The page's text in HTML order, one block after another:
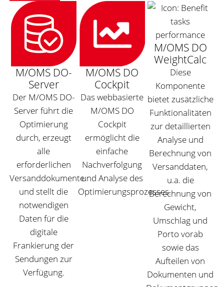
M/OMS DO-
Server
Der M/OMS DO-
Server führt die
Optimierung
durch, erzeugt
alle
erforderlichen
Versanddokumente
und stellt die
notwendigen
Daten für die
digitale
Frankierung der
Sendungen zur
Verfügung.
M/OMS DO
Cockpit
Das webbasierte
M/OMS DO
Cockpit
ermöglicht die
einfache
Nachverfolgung
und Analyse des
Optimierungsprozesses.
M/OMS DO
WeightCalc
Diese
Komponente
bietet zusätzliche
Funktionalitäten
zur detaillierten
Analyse und
Berechnung von
Versanddaten,
u.a. die
Berechnung von
Gewicht,
Umschlag und
Porto vorab
sowie das
Aufteilen von
Dokumenten und